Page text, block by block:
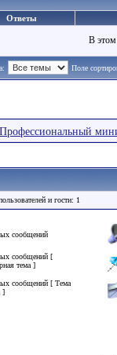
Ответы
В
Поле
Профессиональный
и гости: 1
сообщений
сообщений [
тема ]
сообщений [ Тема
]